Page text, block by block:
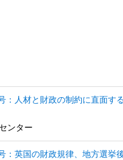
：人材と財政の制約に直面す
ンター
：英国の財政規律、地方選挙